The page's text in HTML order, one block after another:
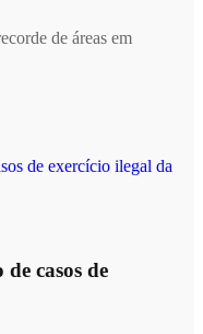
de áreas em
casos de